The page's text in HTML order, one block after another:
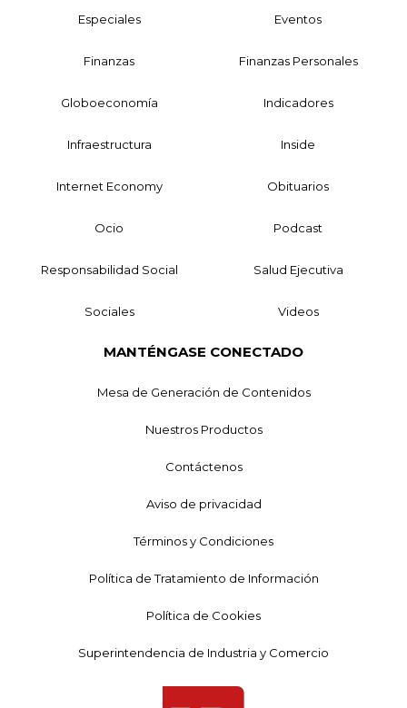
Especiales Eventos
Finanzas Finanzas Personales
Globoeconomía Indicadores
Infraestructura Inside
Internet Economy Obituarios
Ocio Podcast
Responsabilidad Social Salud Ejecutiva
Sociales Videos
MANTÉNGASE CONECTADO
Mesa de Generación de Contenidos
Nuestros Productos
Contáctenos
Aviso de privacidad
Términos y Condiciones
Política de Tratamiento de Información
Política de Cookies
Superintendencia de Industria y Comercio